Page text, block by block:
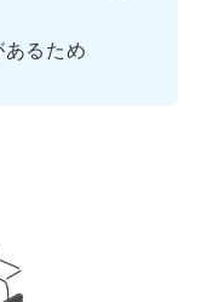
るため